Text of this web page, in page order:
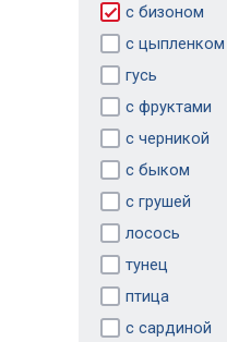
с бизоном
с цыпленком
гусь
с фруктами
с черникой
с быком
с грушей
лосось
тунец
птица
с сардиной